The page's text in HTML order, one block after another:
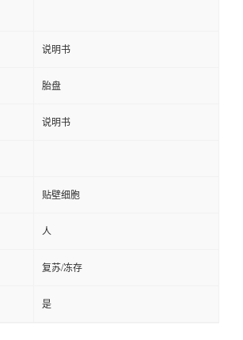
说明书
胎盘
说明书
贴壁细胞
人
复苏/冻存
是